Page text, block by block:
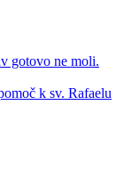
gotovo ne moli.
k sv. Rafaelu